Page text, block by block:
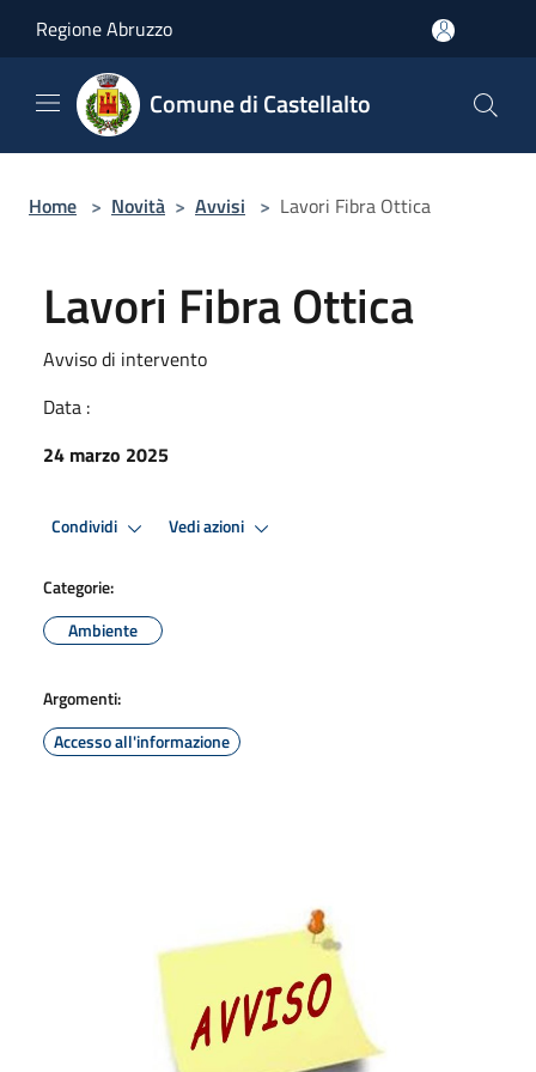
Regione Abruzzo
Comune di Castellalto
Home > Novità > Avvisi > Lavori Fibra Ottica
Lavori Fibra Ottica
Avviso di intervento
Data :
24 marzo 2025
Condividi Vedi azioni
Categorie:
Ambiente
Argomenti:
Accesso all'informazione